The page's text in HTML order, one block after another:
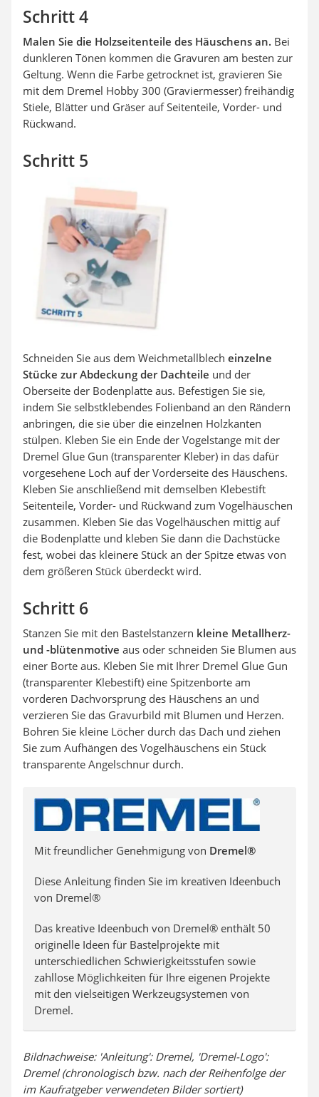
Schritt 4
Malen Sie die Holzseitenteile des Häuschens an. Bei
dunkleren Tönen kommen die Gravuren am besten zur
Geltung. Wenn die Farbe getrocknet ist, gravieren Sie
mit dem Dremel Hobby 300 (Graviermesser) freihändig
Stiele, Blätter und Gräser auf Seitenteile, Vorder- und
Rückwand.
Schritt 5
Schneiden Sie aus dem Weichmetallblech einzelne
Stücke zur Abdeckung der Dachteile und der
Oberseite der Bodenplatte aus. Befestigen Sie sie,
indem Sie selbstklebendes Folienband an den Rändern
anbringen, die sie über die einzelnen Holzkanten
stülpen. Kleben Sie ein Ende der Vogelstange mit der
Dremel Glue Gun (transparenter Kleber) in das dafür
vorgesehene Loch auf der Vorderseite des Häuschens.
Kleben Sie anschließend mit demselben Klebestift
Seitenteile, Vorder- und Rückwand zum Vogelhäuschen
zusammen. Kleben Sie das Vogelhäuschen mittig auf
die Bodenplatte und kleben Sie dann die Dachstücke
fest, wobei das kleinere Stück an der Spitze etwas von
dem größeren Stück überdeckt wird.
Schritt 6
Stanzen Sie mit den Bastelstanzern kleine Metallherz-
und -blütenmotive aus oder schneiden Sie Blumen aus
einer Borte aus. Kleben Sie mit Ihrer Dremel Glue Gun
(transparenter Klebestift) eine Spitzenborte am
vorderen Dachvorsprung des Häuschens an und
verzieren Sie das Gravurbild mit Blumen und Herzen.
Bohren Sie kleine Löcher durch das Dach und ziehen
Sie zum Aufhängen des Vogelhäuschens ein Stück
transparente Angelschnur durch.
Mit freundlicher Genehmigung von Dremel®
Diese Anleitung finden Sie im kreativen Ideenbuch
von Dremel®
Das kreative Ideenbuch von Dremel® enthält 50
originelle Ideen für Bastelprojekte mit
unterschiedlichen Schwierigkeitsstufen sowie
zahllose Möglichkeiten für Ihre eigenen Projekte
mit den vielseitigen Werkzeugsystemen von
Dremel.
Bildnachweise: 'Anleitung': Dremel, 'Dremel-Logo':
Dremel (chronologisch bzw. nach der Reihenfolge der
im Kaufratgeber verwendeten Bilder sortiert)